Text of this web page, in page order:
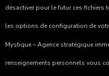
désactiver pour le futur ces fichiers
les options de configuration de
Mystique – Agence stratégique
renseignements personnels vous